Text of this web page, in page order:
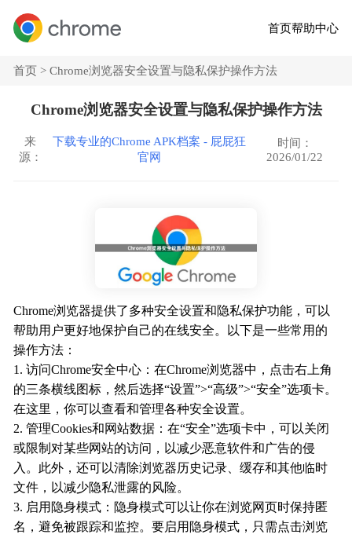
首页帮助中心
首页 >Chrome浏览器安全设置与隐私保护操作方法
Chrome浏览器安全设置与隐私保护操作方法
来
源：
下载专业的Chrome APK档案 - 屁屁狂
官网
时间：
2026/01/22
Chrome浏览器提供了多种安全设置和隐私保护功能，可以
帮助用户更好地保护自己的在线安全。以下是一些常用的
操作方法：
1. 访问Chrome安全中心：在Chrome浏览器中，点击右上角
的三条横线图标，然后选择“设置”>“高级”>“安全”选项卡。
在这里，你可以查看和管理各种安全设置。
2. 管理Cookies和网站数据：在“安全”选项卡中，可以关闭
或限制对某些网站的访问，以减少恶意软件和广告的侵
入。此外，还可以清除浏览器历史记录、缓存和其他临时
文件，以减少隐私泄露的风险。
3. 启用隐身模式：隐身模式可以让你在浏览网页时保持匿
名，避免被跟踪和监控。要启用隐身模式，只需点击浏览